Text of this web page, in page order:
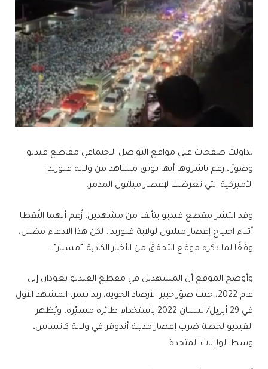
تداولت صفحات على مواقع التواصل الاجتماعي مقاطع فيديو
وصورًا، زعم ناشروها أنها توثق مشاهد من ولاية فلوريدا
الأميركية التي تعرضت لإعصار ميلتون المدمر.
وقد انتشر مقطع فيديو يتألف من مشهدين، زُعم أنهما التُقطا
أثناء اجتياح إعصار ميلتون لولاية فلوريدا. لكن هذا الادعاء مضلل،
وفقًا لما ذكره موقع التحقق من الأخبار الكاذبة “مسبار”.
وأوضح الموقع أن المشهدين في مقطع الفيديو يعودان إلى
عام 2022، حيث صوّر خبير الأرصاد الجوية، ريد تيمر، المشهد الأول
في 29 أبريل/ نيسان 2022 باستخدام طائرة مسيّرة. ويُظهر
الفيديو لحظة ضرب إعصار مدينة أندوفر في ولاية كانساس،
وسط الولايات المتحدة.